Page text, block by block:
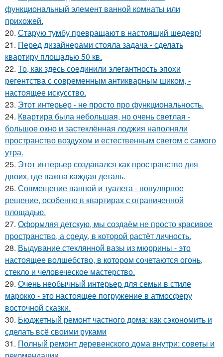
функциональный элемент ванной комнаты или
прихожей.
20. Старую тумбу превращают в настоящий шедевр!
21. Перед дизайнерами стояла задача - сделать
квартиру площадью 50 кв.
22. То, как здесь соединили элегантность эпохи
регентства с современным антикварным шиком, -
настоящее искусство.
23. Этот интерьер - не просто про функциональность.
24. Квартира была небольшая, но очень светлая -
большое окно и застеклённая лоджия наполняли
пространство воздухом и естественным светом с самого
утра.
25. Этот интерьер создавался как пространство для
двоих, где важна каждая деталь.
26. Совмещение ванной и туалета - популярное
решение, особенно в квартирах с ограниченной
площадью.
27. Оформляя детскую, мы создаём не просто красивое
пространство, а среду, в которой растёт личность.
28. Выдувание стеклянной вазы из мюррины - это
настоящее волшебство, в котором сочетаются огонь,
стекло и человеческое мастерство.
29. Очень необычный интерьер для семьи в стиле
марокко - это настоящее погружение в атмосферу
восточной сказки.
30. Бюджетный ремонт частного дома: как сэкономить и
сделать всё своими руками
31. Полный ремонт деревенского дома внутри: советы и